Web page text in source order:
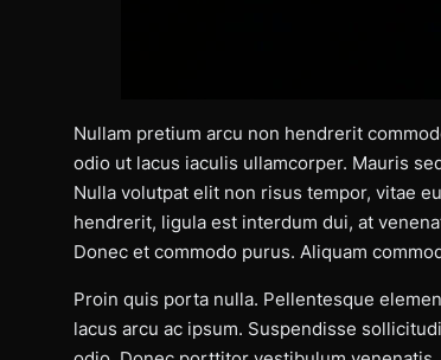
Nullam pretium arcu non hendrerit
odio ut lacus iaculis ullamcorper. Mauris
Nulla volutpat elit non risus tempor, vitae
hendrerit, ligula est interdum dui, at
Donec et commodo purus. Aliquam
Proin quis porta nulla. Pellentesque
lacus arcu ac ipsum. Suspendisse